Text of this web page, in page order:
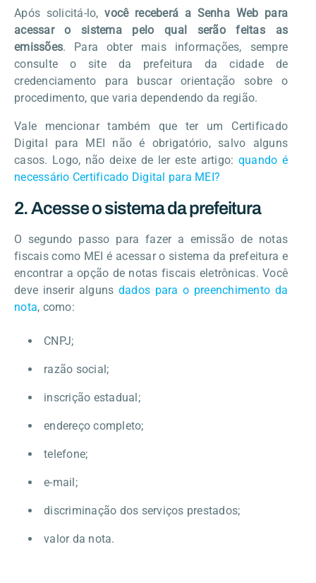
Após solicitá-lo,você receberá a Senha Web para
acessar o sistema pelo qual serão feitas as
emissões. Para obter mais informações, sempre
consulte o site da prefeitura da cidade de
credenciamento para buscar orientação sobre o
procedimento, que varia dependendo da região.
Vale mencionar também que ter um Certificado
Digital para MEI não é obrigatório, salvo alguns
casos. Logo, não deixe de ler este artigo: quando é
necessário Certificado Digital para MEI?
2. Acesse o sistema da prefeitura
O segundo passo para fazer a emissão de notas
fiscais como MEI é acessar o sistema da prefeitura e
encontrar a opção de notas fiscais eletrônicas. Você
deve inserir alguns dados para o preenchimento da
nota, como:
CNPJ;
razão social;
inscrição estadual;
endereço completo;
telefone;
e-mail;
discriminação dos serviços prestados;
valor da nota.